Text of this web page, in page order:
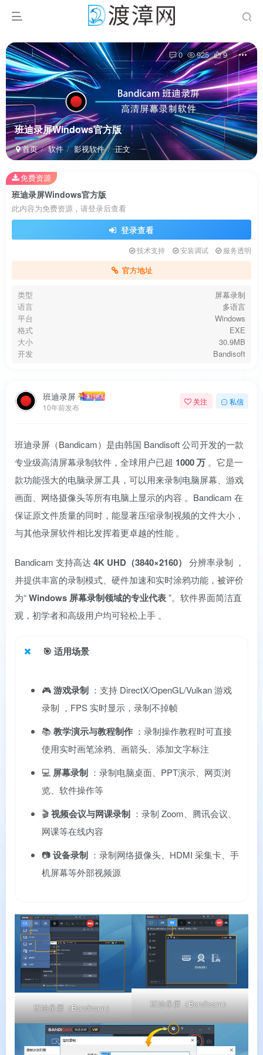
班迪录屏Windows官方版
首页 软件 影视软件 正文
0 925 9
班迪录屏Windows官方版
此内容为免费资源，请登录后查看
登录查看
技术支持 安装调试 服务透明
官方地址
类型
屏幕录制
语言
多语言
平台
Windows
格式
EXE
大小
30.9MB
开发
Bandisoft
免费资源
班迪录屏
10年前发布
关注 私信
班迪录屏（Bandicam）是由韩国 Bandisoft 公司开发的一款
专业级高清屏幕录制软件，全球用户已超 1000 万 。它是一
款功能强大的电脑录屏工具，可以用来录制电脑屏幕、游戏
画面、网络摄像头等所有电脑上显示的内容 。Bandicam 在
保证原文件质量的同时，能显著压缩录制视频的文件大小，
与其他录屏软件相比发挥着更卓越的性能 。
Bandicam 支持高达 4K UHD（3840×2160） 分辨率录制 ，
并提供丰富的录制模式、硬件加速和实时涂鸦功能，被评价
为“Windows 屏幕录制领域的专业代表”。软件界面简洁直
观，初学者和高级用户均可轻松上手 。
🎯 适用场景
🎮游戏录制 ：支持 DirectX/OpenGL/Vulkan 游戏
录制 ，FPS 实时显示，录制不掉帧
📚教学演示与教程制作 ：录制操作教程时可直接
使用实时画笔涂鸦、画箭头、添加文字标注
💻 屏幕录制 ：录制电脑桌面、PPT演示、网页浏
览、软件操作等
🎬视频会议与网课录制 ：录制 Zoom、腾讯会议、
网课等在线内容
📷设备录制 ：录制网络摄像头、HDMI 采集卡、手
机屏幕等外部视频源
班迪录屏（Bandicam） 班迪录屏（Bandicam）